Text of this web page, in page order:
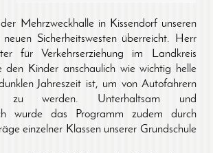
Mehrzweckhalle in Kissendorf unseren
neuen Sicherheitswesten überreicht. Herr
für Verkehrserziehung im Landkreis
den Kinder anschaulich wie wichtig helle
Jahreszeit ist, um von Autofahrern
zu werden. Unterhaltsam und
wurde das Programm zudem durch
einzelner Klassen unserer Grundschule